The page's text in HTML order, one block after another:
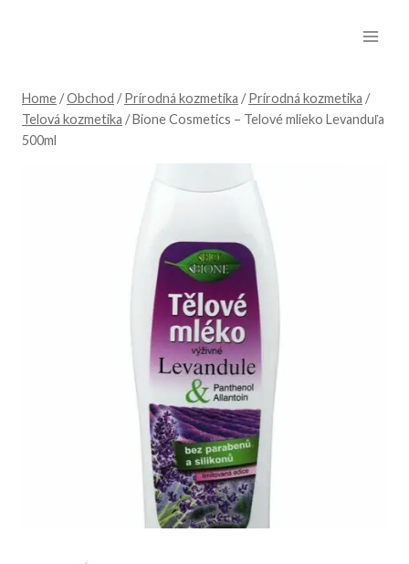
Home /Obchod / Prírodná kozmetika / Prírodná kozmetika /
Telová kozmetika /Bione Cosmetics – Telové mlieko Levanduľa
500ml